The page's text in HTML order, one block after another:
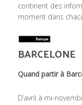
continent des
moment dans
BARCELONE
Quand partir à
D’avril à mi-